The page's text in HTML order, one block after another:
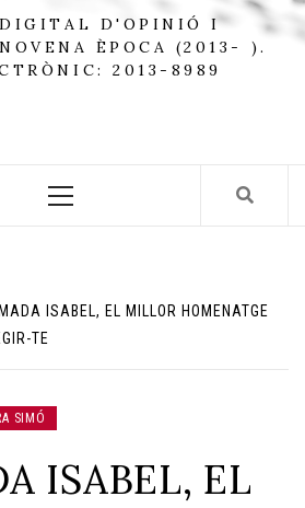
DIGITAL D'OPINIÓ I
ÈPOCA (2013- ).
2013-8989
Menu
ISABEL, EL MILLOR HOMENATGE
TE
SIMÓ
ISABEL, EL